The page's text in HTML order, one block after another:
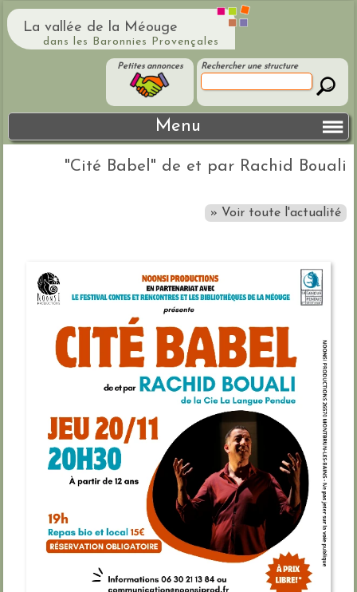
La vallée de la Méouge
dans les Baronnies Provençales
Rechercher une structure
Petites annonces
Menu
"Cité Babel" de et par Rachid Bouali
» Voir toute l'actualité